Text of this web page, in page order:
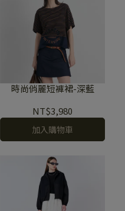
時尚俏麗短褲裙-深藍
NT$3,980
加入購物車